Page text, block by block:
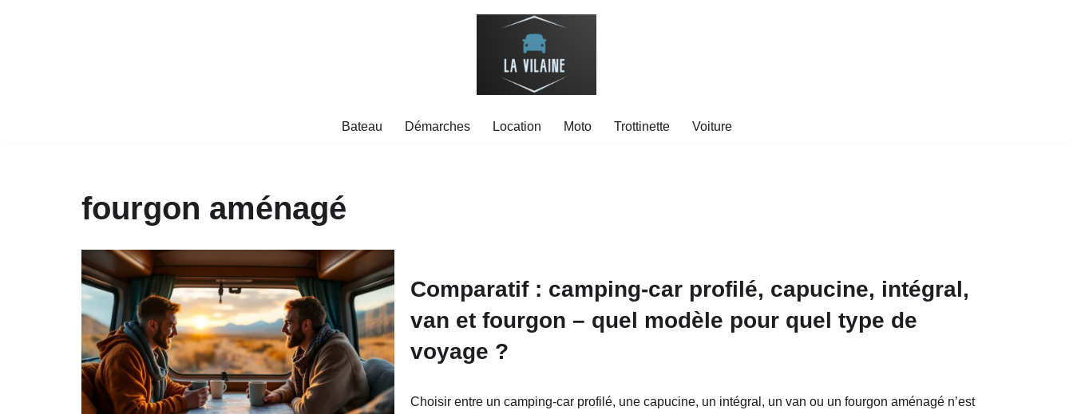
Bateau Démarches Location Moto Trottinette Voiture
fourgon aménagé
Comparatif : camping-car profilé, capucine, intégral,
van et fourgon – quel modèle pour quel type de
voyage ?
Choisir entre un camping-car profilé, une capucine, un intégral, un van ou un fourgon aménagé n’est